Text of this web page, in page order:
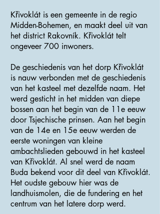
Křivoklát is een gemeente in de regio
Midden-Bohemen, en maakt deel uit van
het district Rakovník. Křivoklát telt
ongeveer 700 inwoners.
De geschiedenis van het dorp Křivoklát
is nauw verbonden met de geschiedenis
van het kasteel met dezelfde naam. Het
werd gesticht in het midden van diepe
bossen aan het begin van de 11e eeuw
door Tsjechische prinsen. Aan het begin
van de 14e en 15e eeuw werden de
eerste woningen van kleine
ambachtslieden gebouwd in het kasteel
van Křivoklát. Al snel werd de naam
Buda bekend voor dit deel van Křivoklát.
Het oudste gebouw hier was de
landhuismolen, die de fundering en het
centrum van het latere dorp werd.